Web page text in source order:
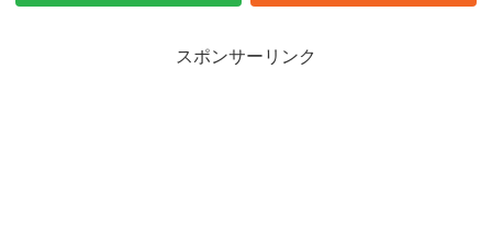
スポンサーリンク